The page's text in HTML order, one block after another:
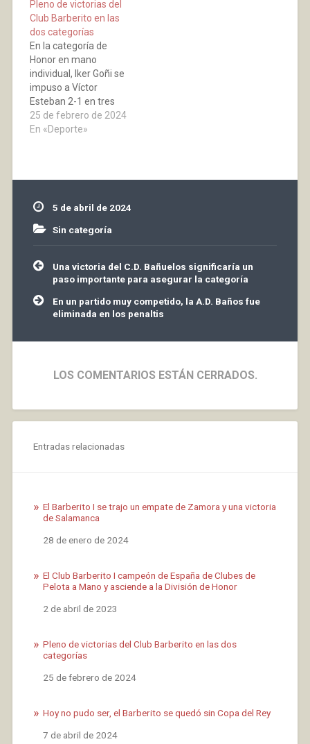
en la clasificación, eso
sí, empatado con el
equipo riojano de San
Cosme…
Pleno de victorias del
Club Barberito en las
dos categorías
En la categoría de
Honor en mano
individual, Iker Goñi se
impuso a Víctor
Esteban 2-1 en tres
juegos muy
competidos. En parejas,
2-0 para los de…
25 de febrero de 2024
En «Deporte»
5 de abril de 2024
Sin categoría
Navegación
de
entradas
Una victoria del C.D. Bañuelos significaría un
paso importante para asegurar la categoría
En un partido muy competido, la A.D. Baños fue
eliminada en los penaltis
LOS COMENTARIOS ESTÁN CERRADOS.
Entradas relacionadas
El Barberito I se trajo un empate de Zamora y una victoria
de Salamanca
Fecha
28 de enero de 2024
El Club Barberito I campeón de España de Clubes de
Pelota a Mano y asciende a la División de Honor
Fecha
2 de abril de 2023
Pleno de victorias del Club Barberito en las dos
categorías
Fecha
25 de febrero de 2024
Hoy no pudo ser, el Barberito se quedó sin Copa del Rey
Fecha
7 de abril de 2024